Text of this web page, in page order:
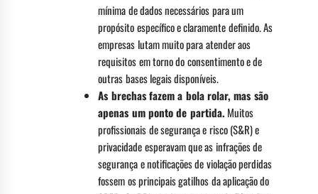
mínima de dados necessários para um
propósito específico e claramente definido. As
empresas lutam muito para atender aos
requisitos em torno do consentimento e de
outras bases legais disponíveis.
As brechas fazem a bola rolar, mas são
apenas um ponto de partida. Muitos
profissionais de segurança e risco (S&R) e
privacidade esperavam que as infrações de
segurança e notificações de violação perdidas
fossem os principais gatilhos da aplicação do